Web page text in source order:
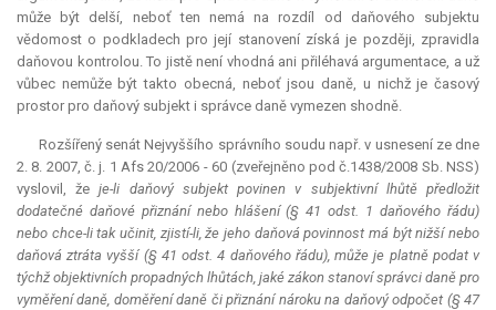
může být delší, neboť ten nemá na rozdíl od daňového subjektu
vědomost o podkladech pro její stanovení získá je později, zpravidla
daňovou kontrolou. To jistě není vhodná ani přiléhavá argumentace, a už
vůbec nemůže být takto obecná, neboť jsou daně, u nichž je časový
prostor pro daňový subjekt i správce daně vymezen shodně.
Rozšířený senát Nejvyššího správního soudu např. v usnesení ze dne
2. 8. 2007, č. j. 1 Afs 20/2006 - 60 (zveřejněno pod č.1438/2008 Sb. NSS)
vyslovil, žeje-li daňový subjekt povinen v subjektivní lhůtě předložit
dodatečné daňové přiznání nebo hlášení (§ 41 odst. 1 daňového řádu)
nebo chce-li tak učinit, zjistí-li, že jeho daňová povinnost má být nižší nebo
daňová ztráta vyšší (§ 41 odst. 4 daňového řádu), může je platně podat v
týchž objektivních propadných lhůtách, jaké zákon stanoví správci daně pro
vyměření daně, doměření daně či přiznání nároku na daňový odpočet (§ 47